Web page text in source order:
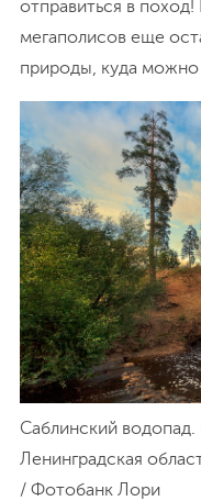
отправиться в
мегаполисов еще
природы, куда можно
Саблинский водопад.
Ленинградская
/ Фотобанк Лори